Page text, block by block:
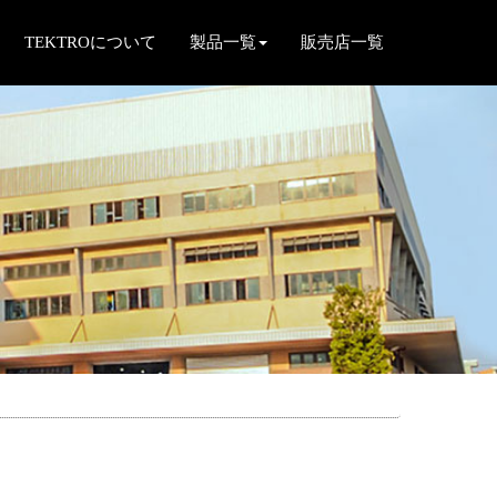
TEKTROについて 製品一覧 販売店一覧